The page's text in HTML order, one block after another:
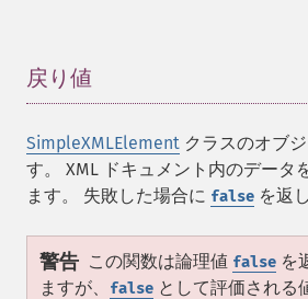
戻り値
SimpleXMLElement クラスのオブ
す。 XML ドキュメント内のデータ
ます。 失敗した場合に false を返
警告 この関数は論理値 false を
ますが、
false として評価される